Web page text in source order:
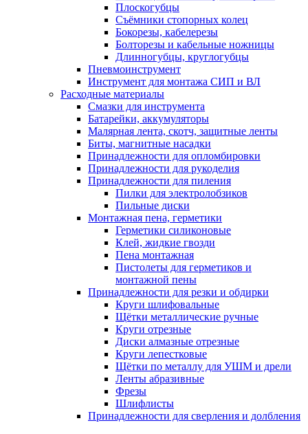
Плоскогубцы
Съёмники стопорных колец
Бокорезы, кабелерезы
Болторезы и кабельные ножницы
Длинногубцы, круглогубцы
Пневмоинструмент
Инструмент для монтажа СИП и ВЛ
Расходные материалы
Смазки для инструмента
Батарейки, аккумуляторы
Малярная лента, скотч, защитные ленты
Биты, магнитные насадки
Принадлежности для опломбировки
Принадлежности для рукоделия
Принадлежности для пиления
Пилки для электролобзиков
Пильные диски
Монтажная пена, герметики
Герметики силиконовые
Клей, жидкие гвозди
Пена монтажная
Пистолеты для герметиков и
монтажной пены
Принадлежности для резки и обдирки
Круги шлифовальные
Щётки металлические ручные
Круги отрезные
Диски алмазные отрезные
Круги лепестковые
Щётки по металлу для УШМ и дрели
Ленты абразивные
Фрезы
Шлифлисты
Принадлежности для сверления и долбления